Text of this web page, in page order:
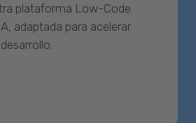
plataforma Low-Code
adaptada para acelerar